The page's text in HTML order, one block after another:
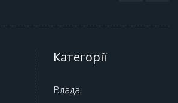
Категорії
Влада